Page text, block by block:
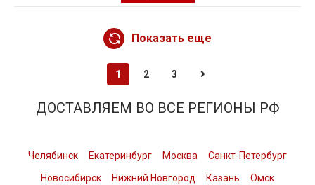
Показать еще
1 2 3
ДОСТАВЛЯЕМ ВО ВСЕ РЕГИОНЫ РФ
Челябинск Екатеринбург Москва
Санкт-Петербург
Новосибирск
Нижний Новгород Казань
Омск